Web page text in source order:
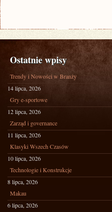
Ostatnie wpisy
Trendy i Nowości w Branży
14 lipca, 2026
Gry e-sportowe
12 lipca, 2026
Zarząd i governance
11 lipca, 2026
Klasyki Wszech Czasów
10 lipca, 2026
Technologie i Konstrukcje
8 lipca, 2026
Makau
6 lipca, 2026